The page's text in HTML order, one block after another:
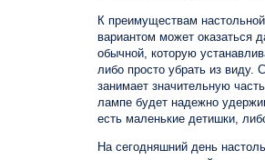
К преимуществам
вариантом может оказаться
обычной, которую
либо просто убрать из виду.
занимает значительную
лампе будет надежно
есть маленькие детишки,
На сегодняшний день